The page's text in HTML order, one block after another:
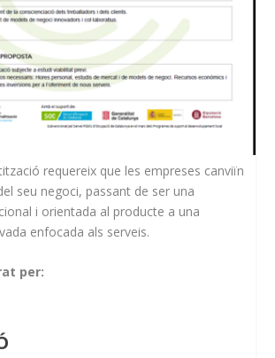
requereix que les empreses canviïn
seu negoci, passant de ser una
i orientada al producte a una
enfocada als serveis.
per: